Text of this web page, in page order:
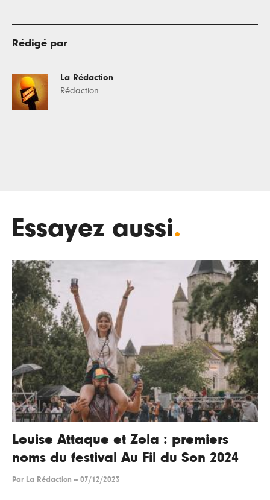
Rédigé par
La Rédaction
Rédaction
Essayez aussi.
Louise Attaque et Zola : premiers
noms du festival Au Fil du Son 2024
Par La Rédaction -- 07/12/2023